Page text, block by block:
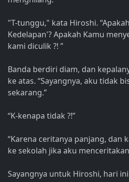
"T-tunggu," kata Hiroshi.
Kedelapan'? Apakah Kamu
kami diculik ?! ”
Banda berdiri diam, dan
ke atas. “Sayangnya, aku tidak
sekarang.”
“K-kenapa tidak ?!”
“Karena ceritanya panjang, dan
ke sekolah jika aku
Sayangnya untuk Hiroshi, hari